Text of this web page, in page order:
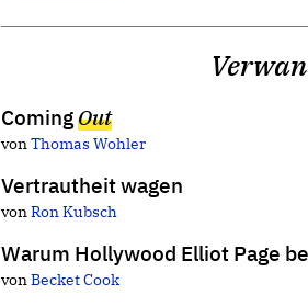
ComingOut
vonThomas Wohler
Vertrautheit wagen
vonRon Kubsch
Warum Hollywood Elliot Page
vonBecket Cook